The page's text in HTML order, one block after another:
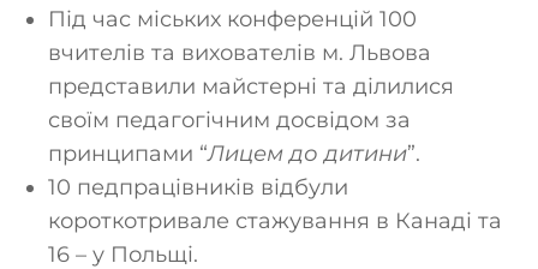
Під час міських конференцій 100
вчителів та вихователів м. Львова
представили майстерні та ділилися
своїм педагогічним досвідом за
принципами “Лицем до дитини”.
10 педпрацівників відбули
короткотривале стажування в Канаді та
16 – у Польщі.